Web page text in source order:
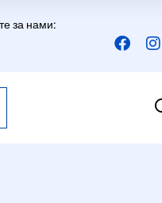
за нами: